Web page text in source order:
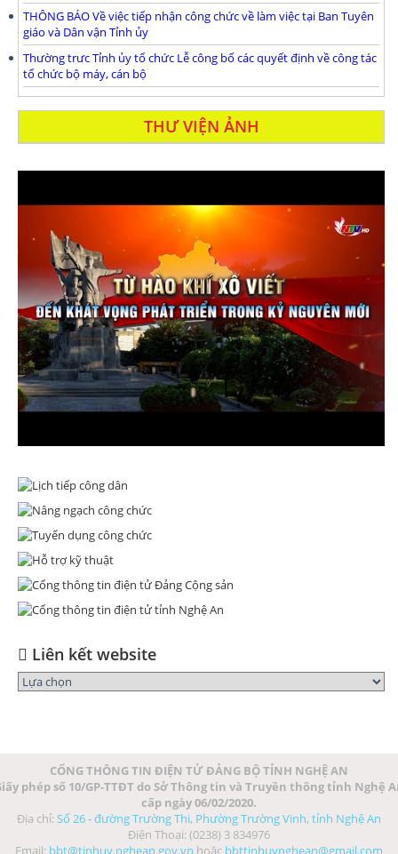
THÔNG BÁO Về việc tiếp nhận công chức về làm việc tại Ban Tuyên
giáo và Dân vận Tỉnh ủy
Thường trưc Tỉnh ủy tổ chức Lễ công bố các quyết định về công tác
tổ chức bộ máy, cán bộ
THƯ VIỆN ẢNH
Liên kết website
CỔNG THÔNG TIN ĐIỆN TỬ ĐẢNG BỘ TỈNH NGHỆ AN
phép số 10/GP-TTĐT do Sở Thông tin và Truyền thông tỉnh Nghệ
cấp ngày 06/02/2020.
Địa chỉ: Số 26 - đường Trường Thi, Phường Trường Vinh, tỉnh Nghệ An
Điện Thoại: (0238) 3 834976
Email: bbt@tinhuy.nghean.gov.vn hoặc bbttinhuynghean@gmail.com